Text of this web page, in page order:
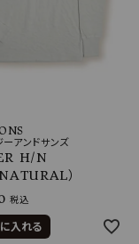
アンドサンズ
H/N
）
税込
入れる